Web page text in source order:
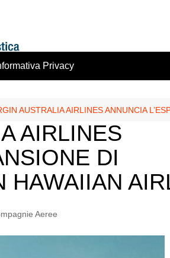
Privacy
AUSTRALIA AIRLINES ANNUNCIA
AIRLINES
DI
HAWAIIAN
Aeree